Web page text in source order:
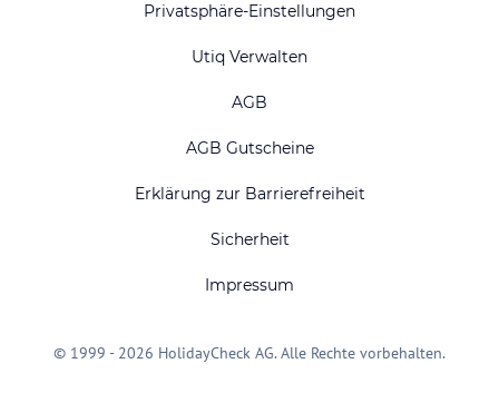
Privatsphäre-Einstellungen
Utiq Verwalten
AGB
AGB Gutscheine
Erklärung zur Barrierefreiheit
Sicherheit
Impressum
© 1999 - 2026 HolidayCheck AG. Alle Rechte vorbehalten.